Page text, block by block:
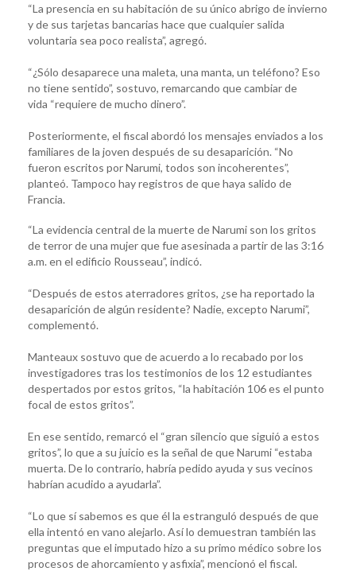
“La presencia en su habitación de su único abrigo de invierno
y de sus tarjetas bancarias hace que cualquier salida
voluntaria sea poco realista”, agregó.
“¿Sólo desaparece una maleta, una manta, un teléfono? Eso
no tiene sentido”, sostuvo, remarcando que cambiar de
vida “requiere de mucho dinero”.
Posteriormente, el fiscal abordó los mensajes enviados a los
familiares de la joven después de su desaparición. “No
fueron escritos por Narumi, todos son incoherentes”,
planteó. Tampoco hay registros de que haya salido de
Francia.
“La evidencia central de la muerte de Narumi son los gritos
de terror de una mujer que fue asesinada a partir de las 3:16
a.m. en el edificio Rousseau”, indicó.
“Después de estos aterradores gritos, ¿se ha reportado la
desaparición de algún residente? Nadie, excepto Narumi”,
complementó.
Manteaux sostuvo que de acuerdo a lo recabado por los
investigadores tras los testimonios de los 12 estudiantes
despertados por estos gritos, “la habitación 106 es el punto
focal de estos gritos”.
En ese sentido, remarcó el “gran silencio que siguió a estos
gritos”, lo que a su juicio es la señal de que Narumi “estaba
muerta. De lo contrario, habría pedido ayuda y sus vecinos
habrían acudido a ayudarla”.
“Lo que sí sabemos es que él la estranguló después de que
ella intentó en vano alejarlo. Así lo demuestran también las
preguntas que el imputado hizo a su primo médico sobre los
procesos de ahorcamiento y asfixia”, mencionó el fiscal.